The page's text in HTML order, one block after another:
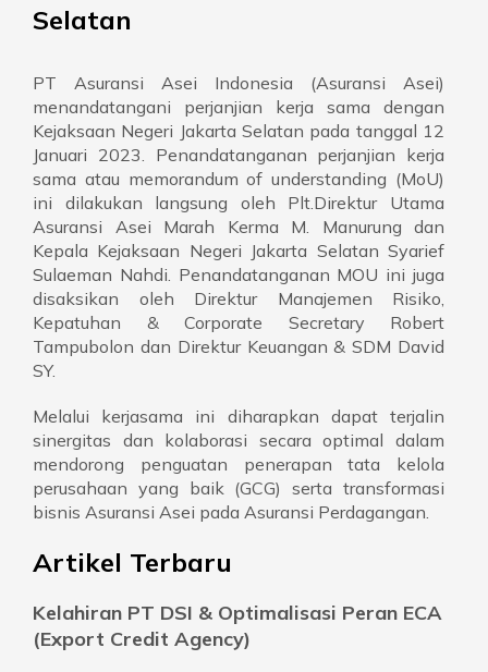
Selatan
PT Asuransi Asei Indonesia (Asuransi Asei)
menandatangani perjanjian kerja sama dengan
Kejaksaan Negeri Jakarta Selatan pada tanggal 12
Januari 2023. Penandatanganan perjanjian kerja
sama atau memorandum of understanding (MoU)
ini dilakukan langsung oleh Plt.Direktur Utama
Asuransi Asei Marah Kerma M. Manurung dan
Kepala Kejaksaan Negeri Jakarta Selatan Syarief
Sulaeman Nahdi. Penandatanganan MOU ini juga
disaksikan oleh Direktur Manajemen Risiko,
Kepatuhan & Corporate Secretary Robert
Tampubolon dan Direktur Keuangan & SDM David
SY.
Melalui kerjasama ini diharapkan dapat terjalin
sinergitas dan kolaborasi secara optimal dalam
mendorong penguatan penerapan tata kelola
perusahaan yang baik (GCG) serta transformasi
bisnis Asuransi Asei pada Asuransi Perdagangan.
Artikel Terbaru
Kelahiran PT DSI & Optimalisasi Peran ECA
(Export Credit Agency)